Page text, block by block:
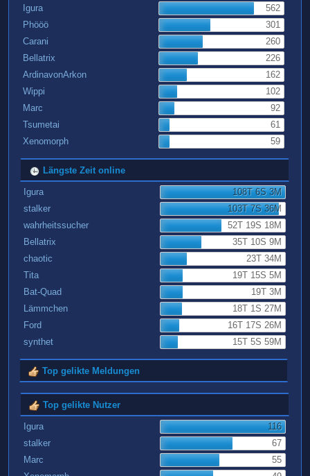
Igura
562
Phööö
301
Carani
260
Bellatrix
226
ArdinavonArkon
162
Wippi
102
Marc
92
Tsumetai
61
Xenomorph
59
Längste Zeit online
Igura
108T 6S 3M
stalker
103T 7S 36M
wahrheitssucher
52T 19S 18M
Bellatrix
35T 10S 9M
chaotic
23T 34M
Tita
19T 15S 5M
Bat-Quad
19T 3M
Lämmchen
18T 1S 27M
Ford
16T 17S 26M
synthet
15T 5S 59M
Top gelikte Meldungen
Top gelikte Nutzer
Igura
116
stalker
67
Marc
55